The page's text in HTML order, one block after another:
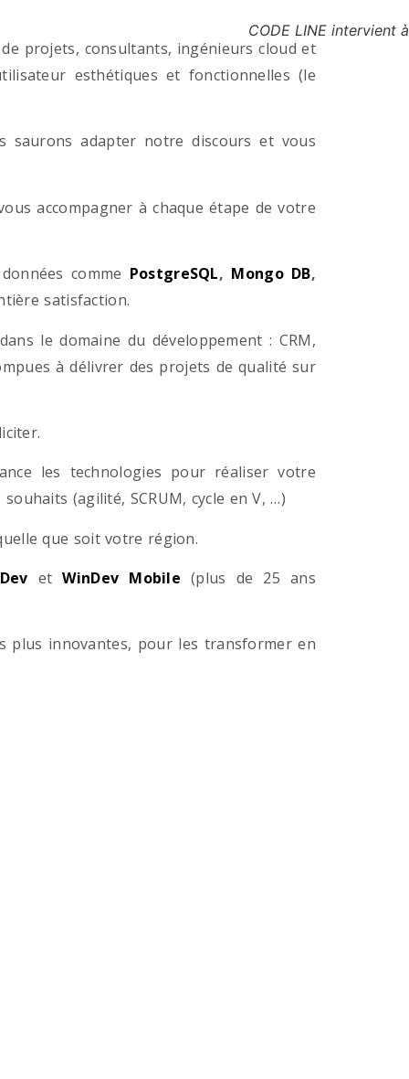
projets, consultants, ingénieurs cloud et
esthétiques et fonctionnelles (le
saurons adapter notre discours et vous
accompagner à chaque étape de votre
comme PostgreSQL, Mongo DB,
satisfaction.
le domaine du développement : CRM,
à délivrer des projets de qualité sur
les technologies pour réaliser votre
(agilité, SCRUM, cycle en V, …)
que soit votre région.
et WinDev Mobile (plus de 25 ans
plus innovantes, pour les transformer en
CODE LINE intervient